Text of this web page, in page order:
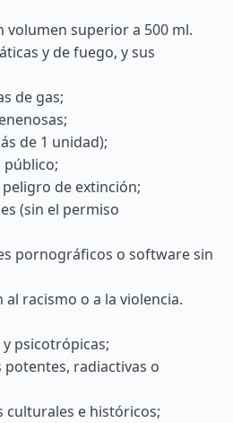
volumen superior a 500 ml.
y de fuego, y sus
de gas;
de 1 unidad);
de extinción;
(sin el permiso
pornográficos o software sin
racismo o a la violencia.
psicotrópicas;
potentes, radiactivas o
culturales e históricos;